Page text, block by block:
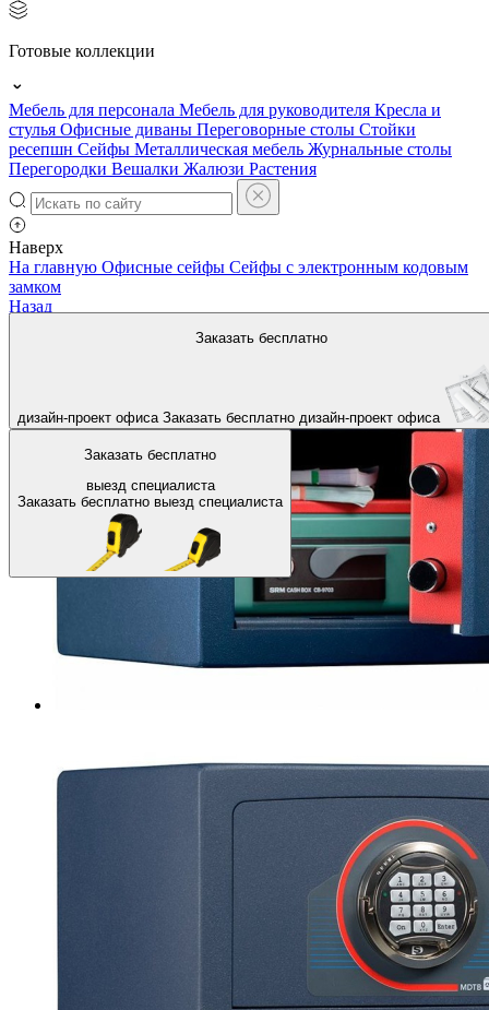
Готовые коллекции
Мебель для персонала Мебель для руководителя Кресла и
стулья Офисные диваны Переговорные столы Стойки
ресепшн Сейфы Металлическая мебель Журнальные столы
Перегородки Вешалки Жалюзи Растения
Наверх
Заказать бесплатно
дизайн-проект офиса Заказать бесплатно дизайн-проект офиса
Заказать бесплатно
выезд специалиста
Заказать бесплатно выезд специалиста
На главную Офисные сейфы Сейфы с электронным кодовым
замком
Назад